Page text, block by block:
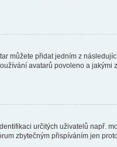
můžete přidat jedním z
avatarů povoleno a jakými
určitých uživatelů např.
zbytečným přispíváním jen